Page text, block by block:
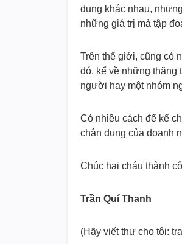
dung khác nhau,
những giá trị mà tập
Trên thế giới, cũng có
đó, kể về những thăng
người hay một nhóm
Có nhiều cách để kể
chân dung của doanh
Chúc hai cháu thành
Trần Quí Thanh
(Hãy viết thư cho tôi: